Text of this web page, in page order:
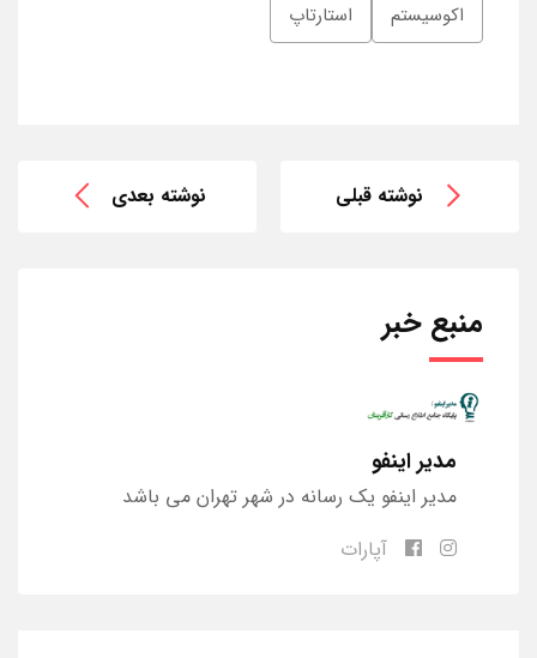
اکوسیستم استارتاپ
نوشته قبلی نوشته بعدی
منبع خبر
مدیر اینفو
مدیر اینفو یک رسانه در شهر تهران می باشد
آپارات